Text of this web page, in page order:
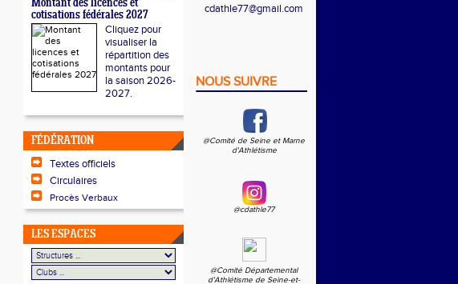
Montant des licences et
cotisations fédérales 2027
Cliquez pour
visualiser la
répartition des
montants pour
la saison 2026-
2027.
FÉDÉRATION
Textes officiels
Circulaires
Procès Verbaux
LES ESPACES
cdathle77@gmail.com
NOUS SUIVRE
@Comité de Seine et Marne
d'Athlétisme
@cdathle77
@Comité Départemental
d'Athlétisme de Seine-et-